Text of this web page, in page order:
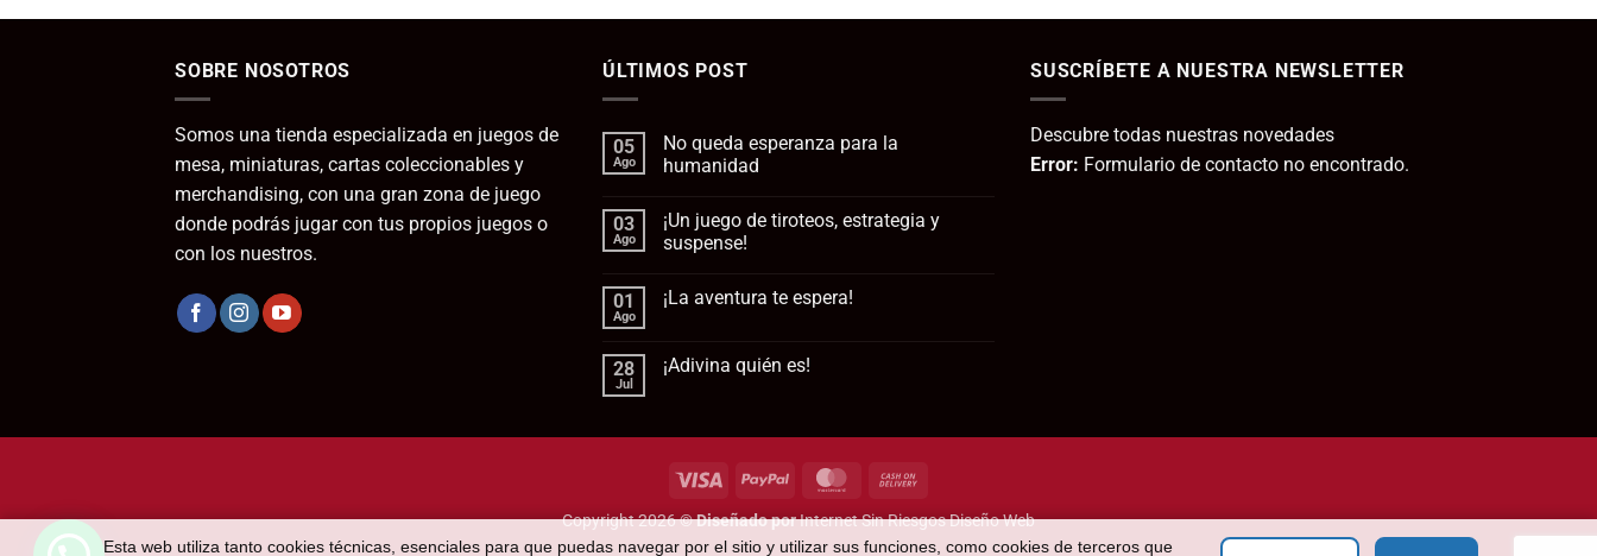
original
112,95€.
actual
95,95€.
SOBRE NOSOTROS
Somos una tienda especializada en juegos de
mesa, miniaturas, cartas coleccionables y
merchandising, con una gran zona de juego
donde podrás jugar con tus propios juegos o
con los nuestros.
ÚLTIMOS POST
05
Ago
No queda esperanza para la
humanidad
comentarios
en
No
para
03
Ago
¡Un juego de tiroteos, estrategia y
suspense!
comentarios
de
tiroteos,
01
Ago
¡La aventura te espera!
en
28
Jul
¡Adivina quién es!
en
SUSCRÍBETE A NUESTRA NEWSLETTER
Descubre todas nuestras novedades
Error: Formulario de contacto no encontrado.
Visa PayPal MasterCard
Delivery
Copyright 2026 ©Diseñado porInternet Sin Riesgos Diseño Web
Esta web utiliza tanto cookies técnicas, esenciales para que puedas navegar por el sitio y utilizar sus funciones, como cookies de terceros que